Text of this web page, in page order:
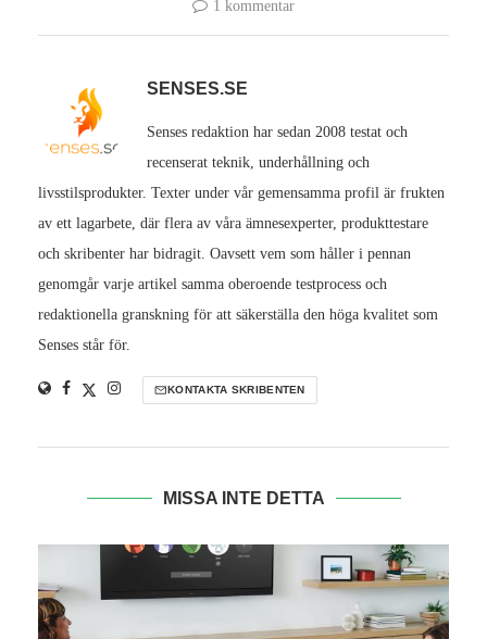
1 kommentar
SENSES.SE
Senses redaktion har sedan 2008 testat och
recenserat teknik, underhållning och
livsstilsprodukter. Texter under vår gemensamma profil är frukten
av ett lagarbete, där flera av våra ämnesexperter, produkttestare
och skribenter har bidragit. Oavsett vem som håller i pennan
genomgår varje artikel samma oberoende testprocess och
redaktionella granskning för att säkerställa den höga kvalitet som
Senses står för.
KONTAKTA SKRIBENTEN
MISSA INTE DETTA